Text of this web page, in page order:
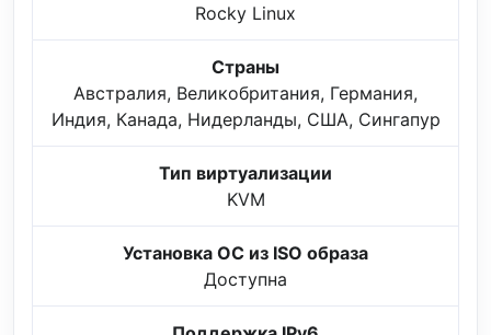
Rocky Linux
Страны
Австралия, Великобритания, Германия,
Индия, Канада, Нидерланды, США, Сингапур
Тип виртуализации
KVM
Установка ОС из ISO образа
Доступна